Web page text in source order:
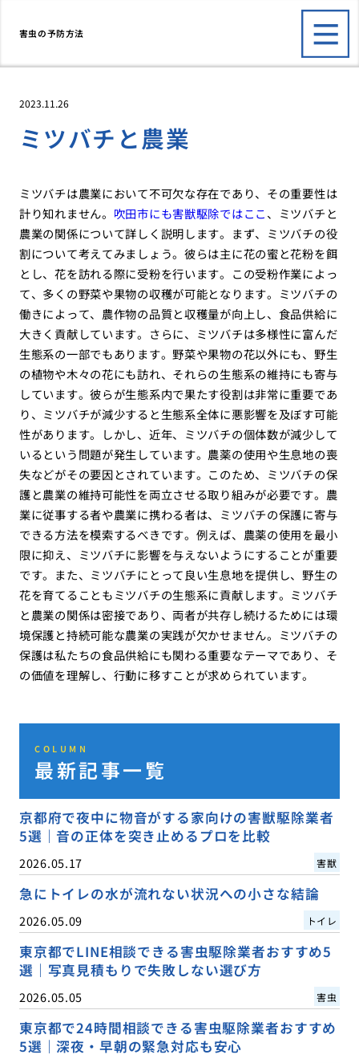
害虫の予防方法
2023.11.26
ミツバチと農業
ミツバチは農業において不可欠な存在であり、その重要性は
計り知れません。 吹田市にも害獣駆除ではここ、ミツバチと
農業の関係について詳しく説明します。まず、ミツバチの役
割について考えてみましょう。彼らは主に花の蜜と花粉を餌
とし、花を訪れる際に受粉を行います。この受粉作業によっ
て、多くの野菜や果物の収穫が可能となります。ミツバチの
働きによって、農作物の品質と収穫量が向上し、食品供給に
大きく貢献しています。さらに、ミツバチは多様性に富んだ
生態系の一部でもあります。野菜や果物の花以外にも、野生
の植物や木々の花にも訪れ、それらの生態系の維持にも寄与
しています。彼らが生態系内で果たす役割は非常に重要であ
り、ミツバチが減少すると生態系全体に悪影響を及ぼす可能
性があります。しかし、近年、ミツバチの個体数が減少して
いるという問題が発生しています。農薬の使用や生息地の喪
失などがその要因とされています。このため、ミツバチの保
護と農業の維持可能性を両立させる取り組みが必要です。農
業に従事する者や農業に携わる者は、ミツバチの保護に寄与
できる方法を模索するべきです。例えば、農薬の使用を最小
限に抑え、ミツバチに影響を与えないようにすることが重要
です。また、ミツバチにとって良い生息地を提供し、野生の
花を育てることもミツバチの生態系に貢献します。ミツバチ
と農業の関係は密接であり、両者が共存し続けるためには環
境保護と持続可能な農業の実践が欠かせません。ミツバチの
保護は私たちの食品供給にも関わる重要なテーマであり、そ
の価値を理解し、行動に移すことが求められています。
COLUMN
最新記事一覧
京都府で夜中に物音がする家向けの害獣駆除業者
5選｜音の正体を突き止めるプロを比較
2026.05.17 害獣
急にトイレの水が流れない状況への小さな結論
2026.05.09 トイレ
東京都でLINE相談できる害虫駆除業者おすすめ5
選｜写真見積もりで失敗しない選び方
2026.05.05 害虫
東京都で24時間相談できる害虫駆除業者おすすめ
5選｜深夜・早朝の緊急対応も安心